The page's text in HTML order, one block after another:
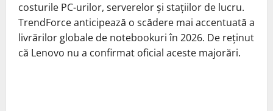
costurile PC-urilor, serverelor și stațiilor de lucru.
TrendForce anticipează o scădere mai accentuată a
livrărilor globale de notebookuri în 2026. De reținut
că Lenovo nu a confirmat oficial aceste majorări.